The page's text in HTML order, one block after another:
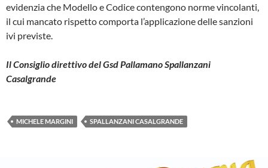
evidenzia che Modello e Codice contengono norme vincolanti,
il cui mancato rispetto comporta l’applicazione delle sanzioni
ivi previste.
Il Consiglio direttivo del Gsd Pallamano Spallanzani
Casalgrande
MICHELE MARGINI SPALLANZANI CASALGRANDE